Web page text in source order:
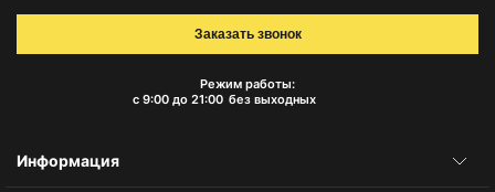
Режим работы:
с 9:00 до 21:00 без выходных
Заказать звонок
Информация